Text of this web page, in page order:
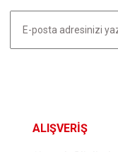
ALIŞVERİŞ